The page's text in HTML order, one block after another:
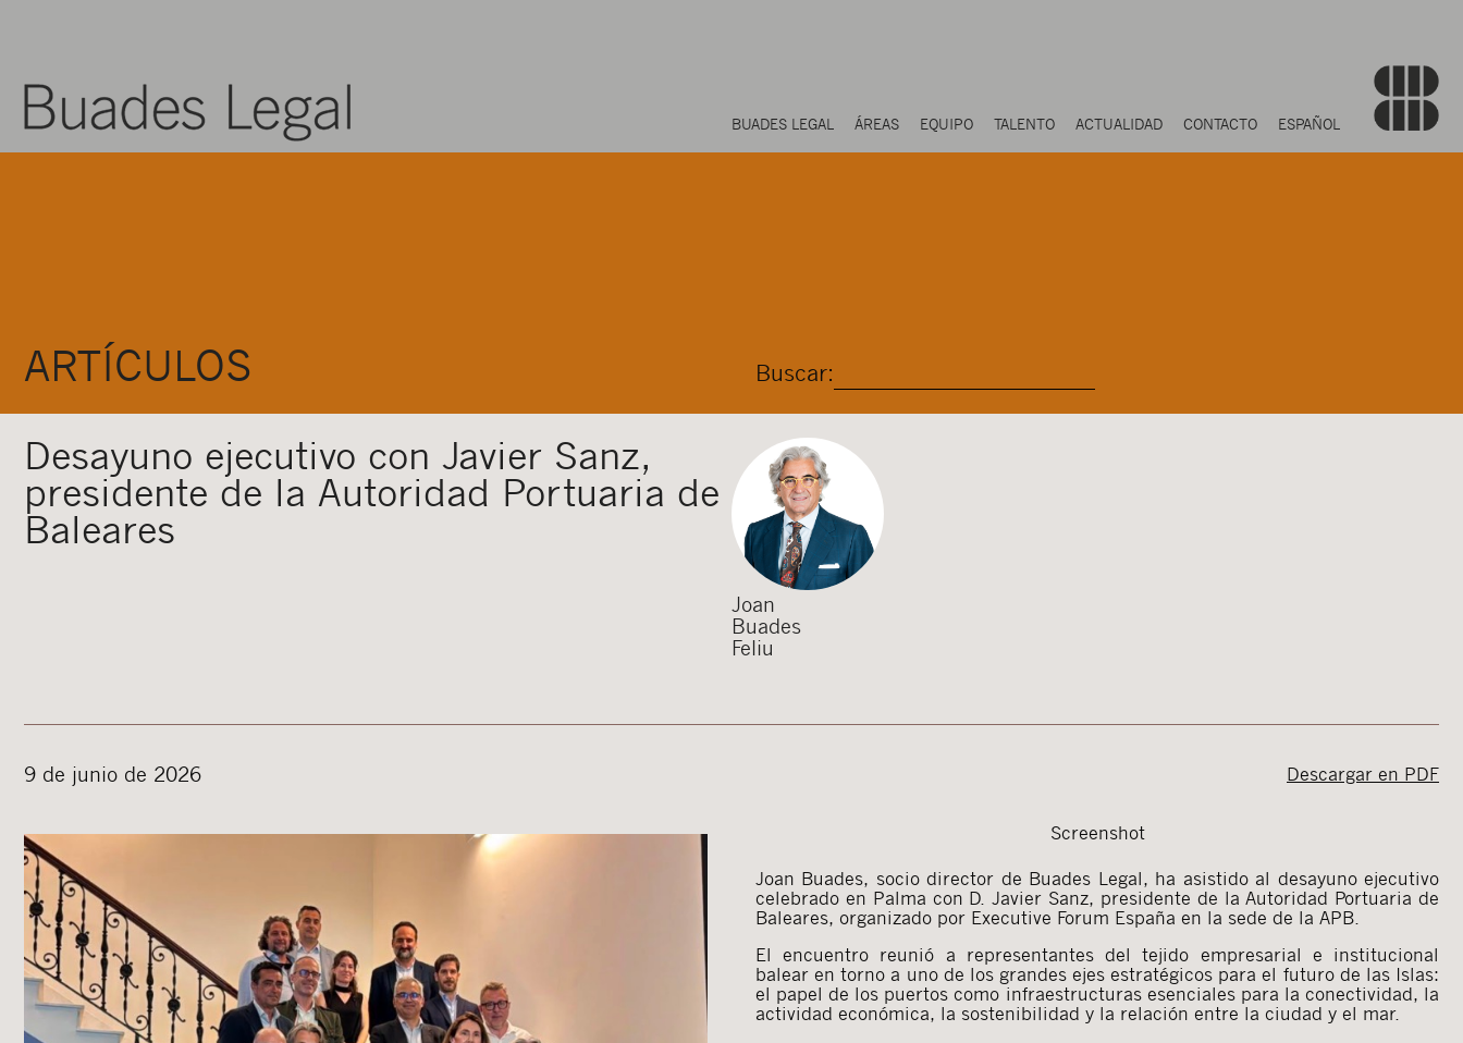
BUADES LEGAL ÁREAS EQUIPO TALENTO ACTUALIDAD CONTACTO ESPAÑOL
ARTÍCULOS Buscar:
Desayuno ejecutivo con Javier Sanz,
presidente de la Autoridad Portuaria de
Baleares
Joan
Buades
Feliu
9 de junio de 2026 Descargar en PDF
Screenshot
Joan Buades, socio director de Buades Legal, ha asistido al desayuno ejecutivo
celebrado en Palma con D. Javier Sanz, presidente de la Autoridad Portuaria de
Baleares, organizado por Executive Forum España en la sede de la APB.
El encuentro reunió a representantes del tejido empresarial e institucional
balear en torno a uno de los grandes ejes estratégicos para el futuro de las Islas:
el papel de los puertos como infraestructuras esenciales para la conectividad, la
actividad económica, la sostenibilidad y la relación entre la ciudad y el mar.